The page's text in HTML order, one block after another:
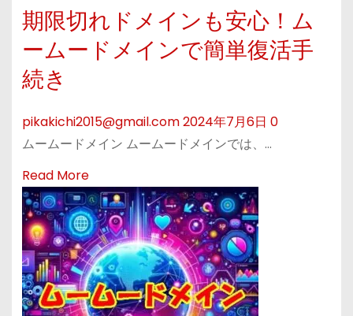
携
ガ
全
で
簡
ム
ー
ー
ド
メ
イ
ン
の
期限切れドメインも安心！ム
ームードメインで簡単復活手
続き
pikakichi2015@gmail.com2024年7月6日 0
ムームードメイン ムームードメインでは、…
Read MoreR
e
a
d
m
o
r